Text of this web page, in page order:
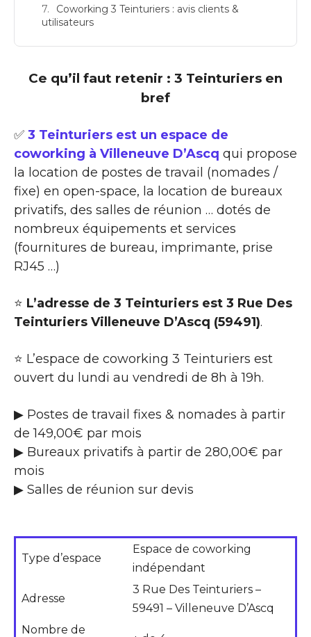
Coworking 3 Teinturiers : avis clients &
utilisateurs
Ce qu’il faut retenir : 3 Teinturiers en
bref
✅ 3 Teinturiers est un espace de
coworking à Villeneuve D’Ascq qui propose
la location de postes de travail (nomades /
fixe) en open-space, la location de bureaux
privatifs, des salles de réunion … dotés de
nombreux équipements et services
(fournitures de bureau, imprimante, prise
RJ45 …)
⭐ L’adresse de 3 Teinturiers est 3 Rue Des
Teinturiers Villeneuve D’Ascq (59491).
⭐ L’espace de coworking 3 Teinturiers est
ouvert du lundi au vendredi de 8h à 19h.
▶ Postes de travail fixes & nomades à partir
de 149,00€ par mois
▶ Bureaux privatifs à partir de 280,00€ par
mois
▶ Salles de réunion sur devis
Type d’espace
Espace de coworking
indépendant
Adresse
3 Rue Des Teinturiers –
59491 – Villeneuve D’Ascq
Nombre de